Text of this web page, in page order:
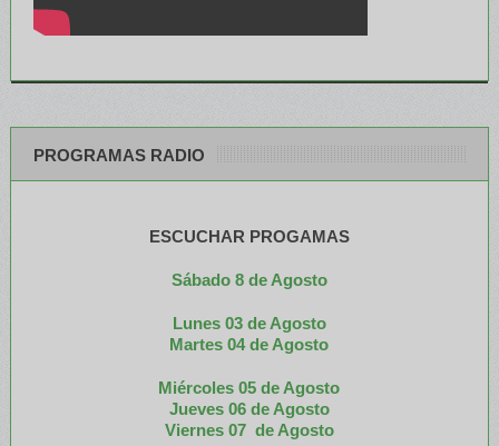
PROGRAMAS RADIO
ESCUCHAR PROGAMAS
Sábado 8 de Agosto
Lunes 03 de Agosto
Martes 04 de Agosto
Miércoles 05 de Agosto
Jueves 06 de Agosto
Viernes 07 de Agosto